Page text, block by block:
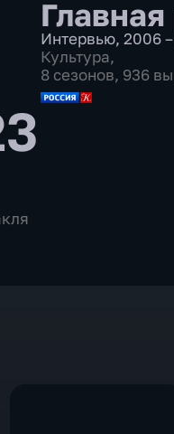
Главная
Интервью, 2006
Культура,
8 сезонов, 936